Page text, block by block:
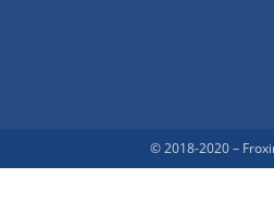
© 2018-2020 –